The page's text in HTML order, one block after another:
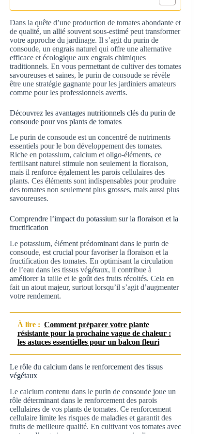
Dans la quête d’une production de tomates abondante et
de qualité, un allié souvent sous-estimé peut transformer
votre approche du jardinage. Il s’agit du purin de
consoude, un engrais naturel qui offre une alternative
efficace et écologique aux engrais chimiques
traditionnels. En vous permettant de cultiver des tomates
savoureuses et saines, le purin de consoude se révèle
être une stratégie gagnante pour les jardiniers amateurs
comme pour les professionnels avertis.
Découvrez les avantages nutritionnels clés du purin de
consoude pour vos plants de tomates
Le purin de consoude est un concentré de nutriments
essentiels pour le bon développement des tomates.
Riche en potassium, calcium et oligo-éléments, ce
fertilisant naturel stimule non seulement la floraison,
mais il renforce également les parois cellulaires des
plants. Ces éléments sont indispensables pour produire
des tomates non seulement plus grosses, mais aussi plus
savoureuses.
Comprendre l’impact du potassium sur la floraison et la
fructification
Le potassium, élément prédominant dans le purin de
consoude, est crucial pour favoriser la floraison et la
fructification des tomates. En optimisant la circulation
de l’eau dans les tissus végétaux, il contribue à
améliorer la taille et le goût des fruits récoltés. Cela en
fait un atout majeur, surtout lorsqu’il s’agit d’augmenter
votre rendement.
À lire : Comment préparer votre plante
résistante pour la prochaine vague de chaleur :
les astuces essentielles pour un balcon fleuri
Le rôle du calcium dans le renforcement des tissus
végétaux
Le calcium contenu dans le purin de consoude joue un
rôle déterminant dans le renforcement des parois
cellulaires de vos plants de tomates. Ce renforcement
cellulaire limite les risques de maladies et garantit des
fruits de meilleure qualité. En cultivant vos tomates avec